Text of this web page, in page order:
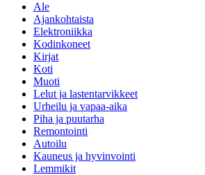
Ale
Ajankohtaista
Elektroniikka
Kodinkoneet
Kirjat
Koti
Muoti
Lelut ja lastentarvikkeet
Urheilu ja vapaa-aika
Piha ja puutarha
Remontointi
Autoilu
Kauneus ja hyvinvointi
Lemmikit